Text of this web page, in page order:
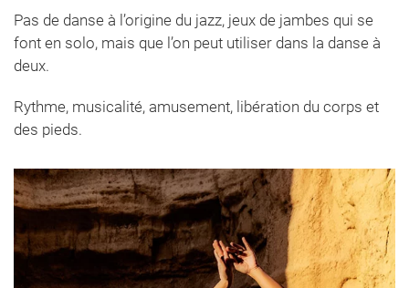
Pas de danse à l’origine du jazz, jeux de jambes qui se
font en solo, mais que l’on peut utiliser dans la danse à
deux.
Rythme, musicalité, amusement, libération du corps et
des pieds.